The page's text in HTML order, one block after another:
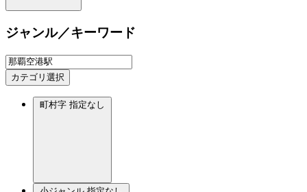
ジャンル／キーワード
カテゴリ選択
町村字 指定なし